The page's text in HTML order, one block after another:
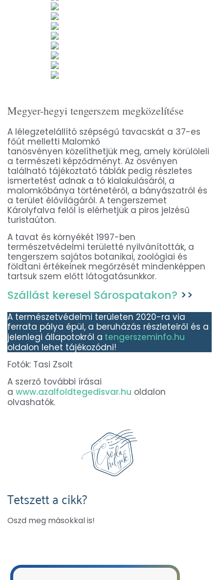
Megyer-hegyi tengerszem megközelítése
A lélegzetelállító szépségű tavacskát a 37-es
főút melletti Malomkő
tanösvényen közelíthetjük meg, amely körülöleli
a természeti képződményt. Az ösvényen
található tájékoztató táblák pedig részletes
ismertetést adnak a tó kialakulásáról, a
malomkőbánya történetéről, a bányászatról és
a terület élővilágáról. A tengerszemet
Károlyfalva felől is elérhetjük a piros jelzésű
turistaúton.
A tavat és környékét 1997-ben
természetvédelmi területté nyilvánították, a
tengerszem sajátos botanikai, zoológiai és
földtani értékeinek megőrzését mindenképpen
tartsuk szem előtt látogatásunkkor.
Szállást keresel Sárospatakon? >>
A természetvédelmi területen 2020-ra via
ferrata pálya épül, a beruházás részleteiről és a
jelenlegi állapotokról a tengerszeminfo.hu
oldalon lehet tájékozódni!
Fotók: Tasi Zsolt
A szerző további írásai
a www.azalfoldtegedisvar.hu oldalon
olvashatók.
Tetszett a cikk?
Oszd meg másokkal is!